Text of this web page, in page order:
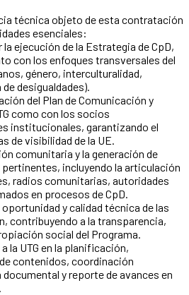
técnica objeto de esta contratación
esenciales:
ejecución de la Estrategia de CpD,
con los enfoques transversales del
género, interculturalidad,
desigualdades).
del Plan de Comunicación y
como con los socios
institucionales, garantizando el
de visibilidad de la UE.
comunitaria y la generación de
incluyendo la articulación
radios comunitarias, autoridades
en procesos de CpD.
y calidad técnica de las
contribuyendo a la transparencia,
social del Programa.
la UTG en la planificación,
contenidos, coordinación
y reporte de avances en